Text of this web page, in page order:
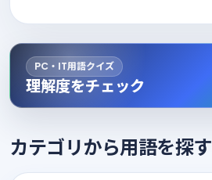
PC・IT用語クイズ
理解度をチェック
カテゴリから用語を探す